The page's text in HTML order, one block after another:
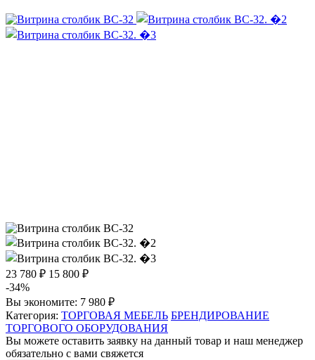
23 780 ₽ 15 800 ₽
-34%
Вы экономите: 7 980 ₽
Категория: ТОРГОВАЯ МЕБЕЛЬ БРЕНДИРОВАНИЕ
ТОРГОВОГО ОБОРУДОВАНИЯ
Вы можете оставить заявку на данный товар и наш менеджер
обязательно с вами свяжется